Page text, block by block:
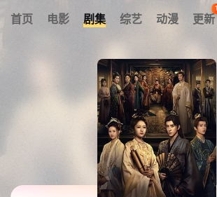
首页 电影 剧集 综艺 动漫 更新
暂无观看影片的记录